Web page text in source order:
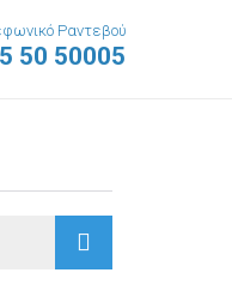
Ραντεβού
50 50005
Search